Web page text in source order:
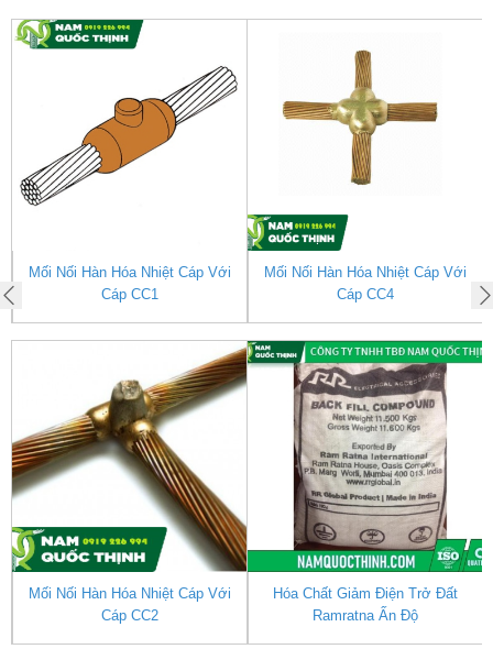
Mối Nối Hàn Hóa Nhiệt Cáp Với
Cáp CC1
Mối Nối Hàn Hóa Nhiệt Cáp Với
Cáp CC2
Mối Nối Hàn Hóa Nhiệt Cáp Với
Cáp CC4
Hóa Chất Giảm Điện Trở Đất
Ramratna Ấn Độ